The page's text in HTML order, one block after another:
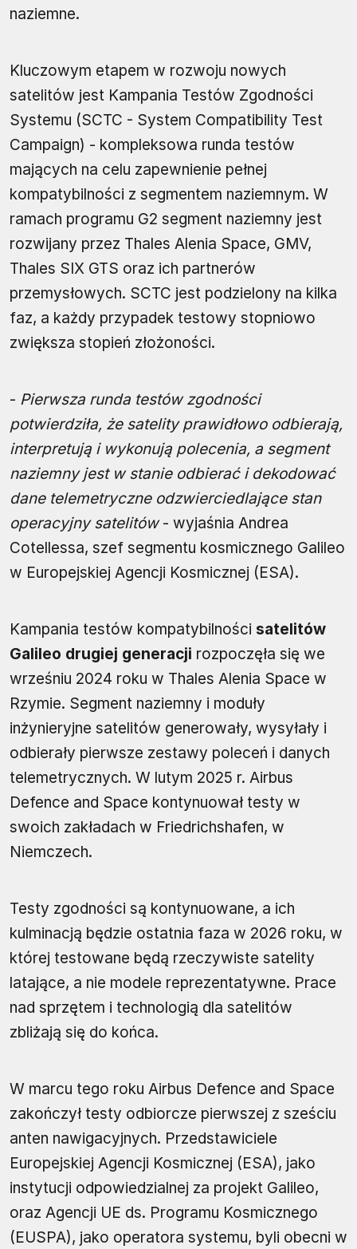
naziemne.
Kluczowym etapem w rozwoju nowych
satelitów jest Kampania Testów Zgodności
Systemu (SCTC - System Compatibility Test
Campaign) - kompleksowa runda testów
mających na celu zapewnienie pełnej
kompatybilności z segmentem naziemnym. W
ramach programu G2 segment naziemny jest
rozwijany przez Thales Alenia Space, GMV,
Thales SIX GTS oraz ich partnerów
przemysłowych. SCTC jest podzielony na kilka
faz, a każdy przypadek testowy stopniowo
zwiększa stopień złożoności.
- Pierwsza runda testów zgodności
potwierdziła, że satelity prawidłowo odbierają,
interpretują i wykonują polecenia, a segment
naziemny jest w stanie odbierać i dekodować
dane telemetryczne odzwierciedlające stan
operacyjny satelitów- wyjaśnia Andrea
Cotellessa, szef segmentu kosmicznego Galileo
w Europejskiej Agencji Kosmicznej (ESA).
Kampania testów kompatybilności satelitów
Galileo drugiej generacji rozpoczęła się we
wrześniu 2024 roku w Thales Alenia Space w
Rzymie. Segment naziemny i moduły
inżynieryjne satelitów generowały, wysyłały i
odbierały pierwsze zestawy poleceń i danych
telemetrycznych. W lutym 2025 r. Airbus
Defence and Space kontynuował testy w
swoich zakładach w Friedrichshafen, w
Niemczech.
Testy zgodności są kontynuowane, a ich
kulminacją będzie ostatnia faza w 2026 roku, w
której testowane będą rzeczywiste satelity
latające, a nie modele reprezentatywne. Prace
nad sprzętem i technologią dla satelitów
zbliżają się do końca.
W marcu tego roku Airbus Defence and Space
zakończył testy odbiorcze pierwszej z sześciu
anten nawigacyjnych. Przedstawiciele
Europejskiej Agencji Kosmicznej (ESA), jako
instytucji odpowiedzialnej za projekt Galileo,
oraz Agencji UE ds. Programu Kosmicznego
(EUSPA), jako operatora systemu, byli obecni w